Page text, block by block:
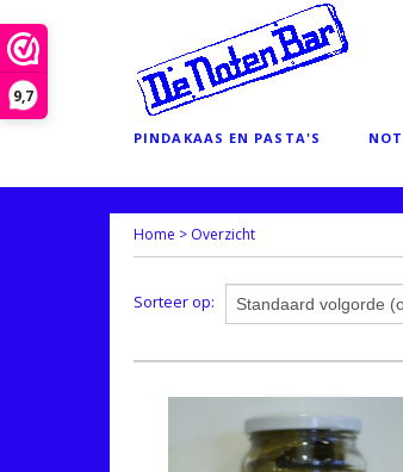
9,7
PINDAKAAS EN PASTA'S
Home > Overzicht
Sorteer op: